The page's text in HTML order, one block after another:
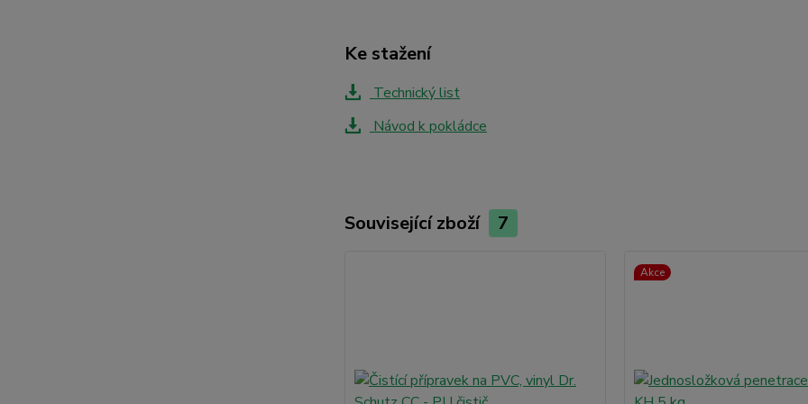
Ke stažení
Technický list
Návod k pokládce
Související zboží 7
Akce